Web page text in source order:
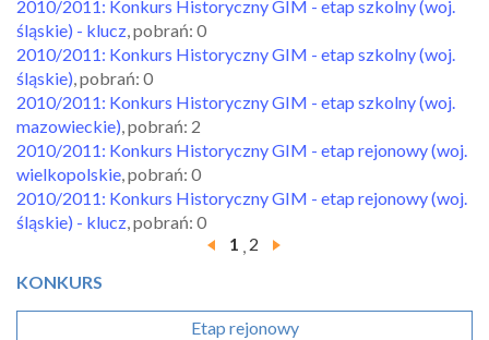
2010/2011: Konkurs Historyczny GIM - etap szkolny (woj.
śląskie) - klucz , pobrań: 0
2010/2011: Konkurs Historyczny GIM - etap szkolny (woj.
śląskie) , pobrań: 0
2010/2011: Konkurs Historyczny GIM - etap szkolny (woj.
mazowieckie) , pobrań: 2
2010/2011: Konkurs Historyczny GIM - etap rejonowy (woj.
wielkopolskie , pobrań: 0
2010/2011: Konkurs Historyczny GIM - etap rejonowy (woj.
śląskie) - klucz , pobrań: 0
1
2
KONKURS
Etap rejonowy